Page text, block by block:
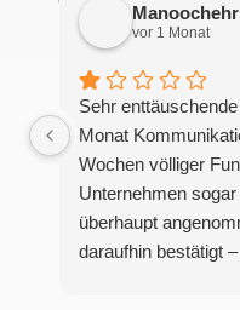
vor 1 Monat
Sehr
Monat
Wochen völliger
Unternehmen
überhaupt
daraufhin bestätigt